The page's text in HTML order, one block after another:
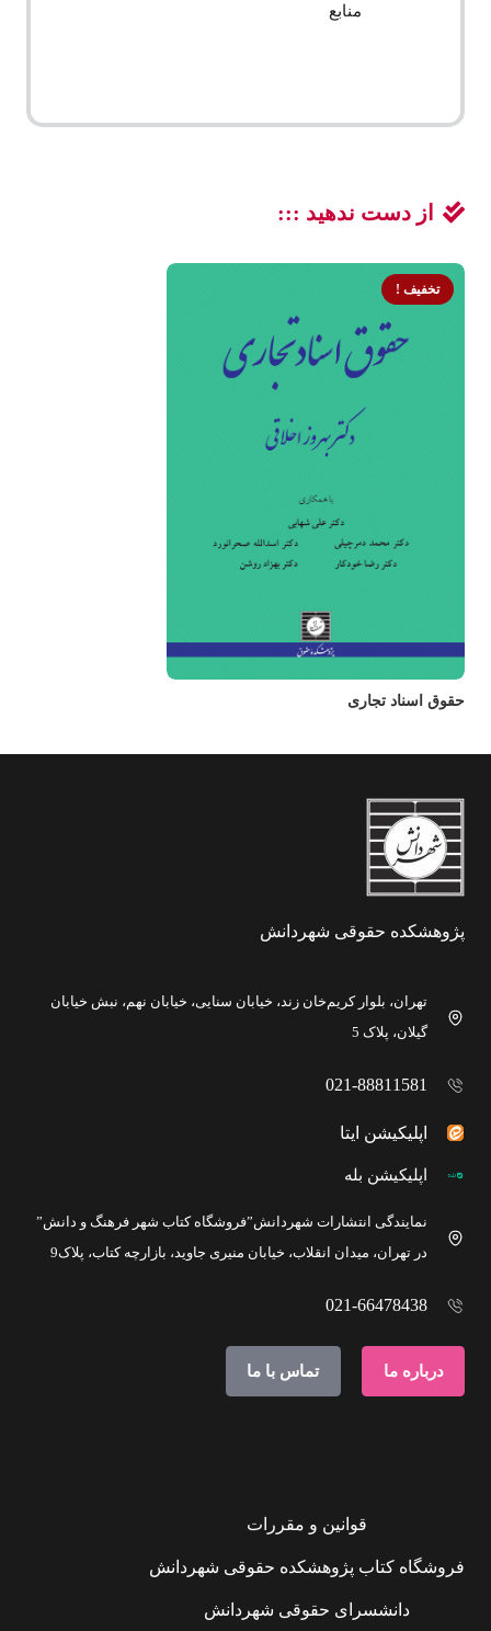
منابع
از دست ندهید :::
تخفیف !
حقوق اسناد تجاری
پژوهشکده حقوقی شهردانش
تهران، بلوار کریم‌خان زند، خیابان سنایی، خیابان نهم، نبش خیابان
گیلان، پلاک 5
021-88811581
اپلیکیشن ایتا
اپلیکیشن بله
نمایندگی انتشارات شهردانش”فروشگاه کتاب شهر فرهنگ و دانش”
در تهران، میدان انقلاب، خیابان منیری جاوید، بازارچه کتاب، پلاک9
021-66478438
درباره ما تماس با ما
قوانین و مقررات
فروشگاه کتاب پژوهشکده حقوقی شهردانش
دانشسرای حقوقی شهردانش